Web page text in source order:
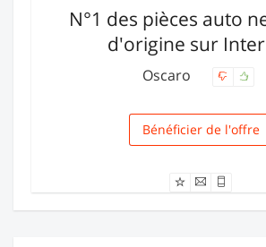
N°1 des pièces auto
d'origine sur
Oscaro
Livraison
Bénéficier de l'offre